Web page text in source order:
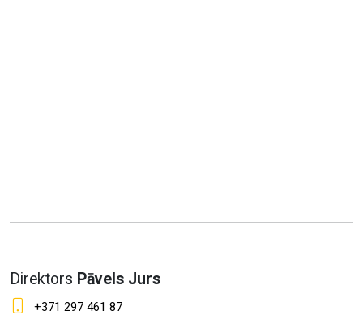
Direktors Pāvels Jurs
+371 297 461 87